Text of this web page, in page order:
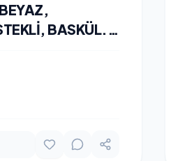
BASKÜL.